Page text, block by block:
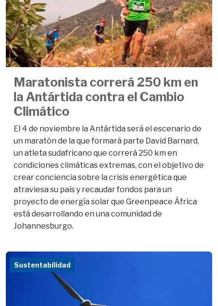
Maratonista correrá 250 km en
la Antártida contra el Cambio
Climático
El 4 de noviembre la Antártida será el escenario de
un maratón de la que formará parte David Barnard,
un atleta sudafricano que correrá 250 km en
condiciones climáticas extremas, con el objetivo de
crear conciencia sobre la crisis energética que
atraviesa su país y recaudar fondos para un
proyecto de energía solar que Greenpeace África
está desarrollando en una comunidad de
Johannesburgo.
Sustentabilidad